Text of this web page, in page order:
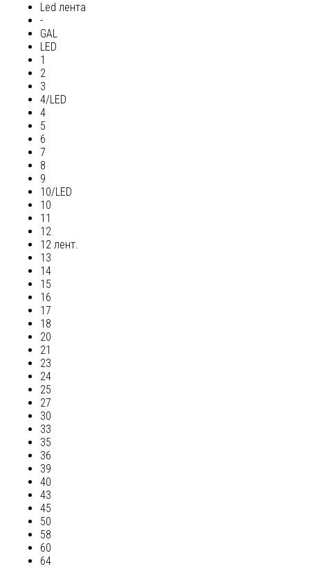
Led лента
-
GAL
LED
1
2
3
4/LED
4
5
6
7
8
9
10/LED
10
11
12
12 лент.
13
14
15
16
17
18
20
21
23
24
25
27
30
33
35
36
39
40
43
45
50
58
60
64